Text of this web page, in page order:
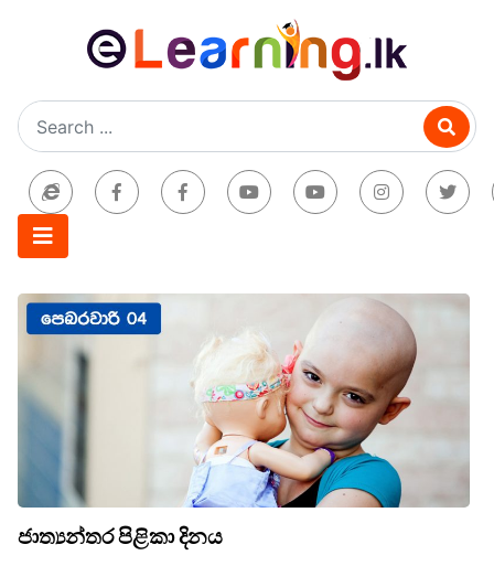
ජාත්‍යන්තර පිළිකා දිනය